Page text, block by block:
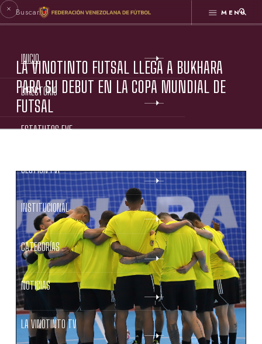
MENÚ
INICIO
DIRECTORIO
ESTATUTOS FVF
GESTIÓN FVF
INSTITUCIONAL
CATEGORÍAS
NOTICIAS
LA VINOTINTO TV
LA VINOTINTO FUTSAL LLEGA A BUKHARA
PARA SU DEBUT EN LA COPA MUNDIAL DE
FUTSAL